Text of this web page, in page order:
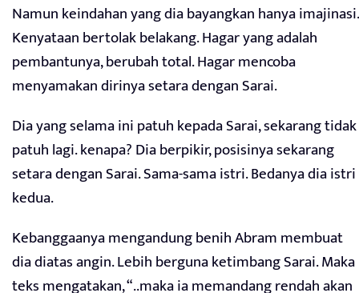
Namun keindahan yang dia bayangkan hanya imajinasi.
Kenyataan bertolak belakang. Hagar yang adalah
pembantunya, berubah total. Hagar mencoba
menyamakan dirinya setara dengan Sarai.
Dia yang selama ini patuh kepada Sarai, sekarang tidak
patuh lagi. kenapa? Dia berpikir, posisinya sekarang
setara dengan Sarai. Sama-sama istri. Bedanya dia istri
kedua.
Kebanggaanya mengandung benih Abram membuat
dia diatas angin. Lebih berguna ketimbang Sarai. Maka
teks mengatakan, “..maka ia memandang rendah akan